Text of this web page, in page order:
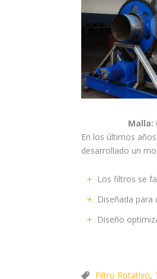
Malla:
En los últimos
desarrollado un
Los filtros se
Diseñada
Diseño
Filtro Rotativo,